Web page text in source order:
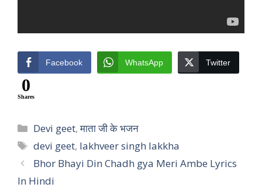
Facebook WhatsApp Twitter
0
Shares
Categories
Devi geet,माता जी के भजन
Tags
devi geet, lakhveer singh lakkha
Bhor Bhayi Din Chadh gya Meri Ambe Lyrics
In Hindi